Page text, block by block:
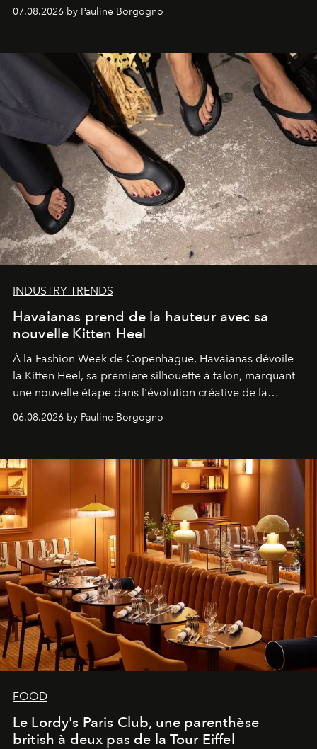
d'exception composent un véritable voyage sensoriel.
07.08.2026 by Pauline Borgogno
INDUSTRY TRENDS
Havaianas prend de la hauteur avec sa
nouvelle Kitten Heel
À la Fashion Week de Copenhague, Havaianas dévoile
la Kitten Heel, sa première silhouette à talon, marquant
une nouvelle étape dans l'évolution créative de la
06.08.2026 by Pauline Borgogno
FOOD
Le Lordy's Paris Club, une parenthèse
british à deux pas de la Tour Eiffel